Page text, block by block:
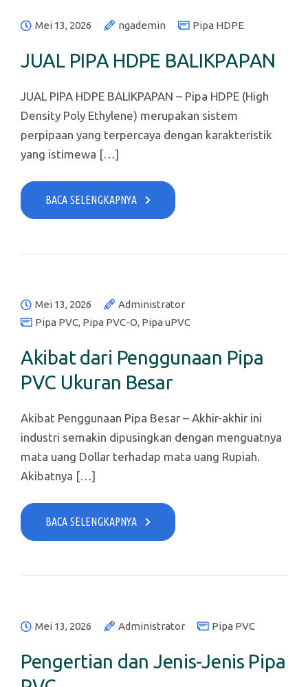
Mei 13, 2026 ngademin Pipa HDPE
JUAL PIPA HDPE BALIKPAPAN
JUAL PIPA HDPE BALIKPAPAN – Pipa HDPE (High
Density Poly Ethylene) merupakan sistem
perpipaan yang terpercaya dengan karakteristik
yang istimewa […]
BACA SELENGKAPNYA
Mei 13, 2026
Administrator
Pipa PVC, Pipa PVC-O, Pipa uPVC
Akibat dari Penggunaan Pipa
PVC Ukuran Besar
Akibat Penggunaan Pipa Besar – Akhir-akhir ini
industri semakin dipusingkan dengan menguatnya
mata uang Dollar terhadap mata uang Rupiah.
Akibatnya […]
BACA SELENGKAPNYA
Mei 13, 2026 Administrator Pipa PVC
Pengertian dan Jenis-Jenis Pipa